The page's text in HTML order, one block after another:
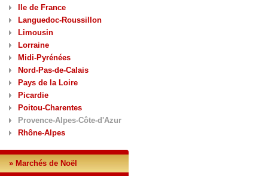
Ile de France
Languedoc-Roussillon
Limousin
Lorraine
Midi-Pyrénées
Nord-Pas-de-Calais
Pays de la Loire
Picardie
Poitou-Charentes
Provence-Alpes-Côte-d'Azur
Rhône-Alpes
» Marchés de Noël